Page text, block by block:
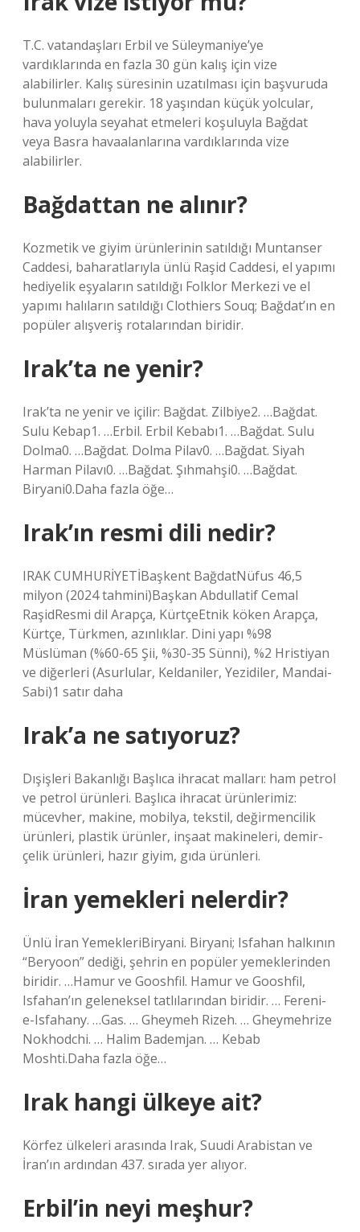
T.C. vatandaşları Erbil ve Süleymaniye’ye
vardıklarında en fazla 30 gün kalış için vize
alabilirler. Kalış süresinin uzatılması için başvuruda
bulunmaları gerekir. 18 yaşından küçük yolcular,
hava yoluyla seyahat etmeleri koşuluyla Bağdat
veya Basra havaalanlarına vardıklarında vize
alabilirler.
Bağdattan ne alınır?
Kozmetik ve giyim ürünlerinin satıldığı Muntanser
Caddesi, baharatlarıyla ünlü Raşid Caddesi, el yapımı
hediyelik eşyaların satıldığı Folklor Merkezi ve el
yapımı halıların satıldığı Clothiers Souq; Bağdat’ın en
popüler alışveriş rotalarından biridir.
Irak’ta ne yenir?
Irak’ta ne yenir ve içilir: Bağdat. Zilbiye2. …Bağdat.
Sulu Kebap1. …Erbil. Erbil Kebabı1. …Bağdat. Sulu
Dolma0. …Bağdat. Dolma Pilav0. …Bağdat. Siyah
Harman Pilavı0. …Bağdat. Şıhmahşi0. …Bağdat.
Biryani0.Daha fazla öğe…
Irak’ın resmi dili nedir?
IRAK CUMHURİYETİBaşkent BağdatNüfus 46,5
milyon (2024 tahmini)Başkan Abdullatif Cemal
RaşidResmi dil Arapça, KürtçeEtnik köken Arapça,
Kürtçe, Türkmen, azınlıklar. Dini yapı %98
Müslüman (%60-65 Şii, %30-35 Sünni), %2 Hristiyan
ve diğerleri (Asurlular, Keldaniler, Yezidiler, Mandai-
Sabi)1 satır daha
Irak’a ne satıyoruz?
Dışişleri Bakanlığı Başlıca ihracat malları: ham petrol
ve petrol ürünleri. Başlıca ihracat ürünlerimiz:
mücevher, makine, mobilya, tekstil, değirmencilik
ürünleri, plastik ürünler, inşaat makineleri, demir-
çelik ürünleri, hazır giyim, gıda ürünleri.
İran yemekleri nelerdir?
Ünlü İran YemekleriBiryani. Biryani; Isfahan halkının
“Beryoon” dediği, şehrin en popüler yemeklerinden
biridir. …Hamur ve Gooshfil. Hamur ve Gooshfil,
Isfahan’ın geleneksel tatlılarından biridir. … Fereni-
e-Isfahany. …Gas. … Gheymeh Rizeh. … Gheymehrize
Nokhodchi. … Halim Bademjan. … Kebab
Moshti.Daha fazla öğe…
Irak hangi ülkeye ait?
Körfez ülkeleri arasında Irak, Suudi Arabistan ve
İran’ın ardından 437. sırada yer alıyor.
Erbil’in neyi meşhur?